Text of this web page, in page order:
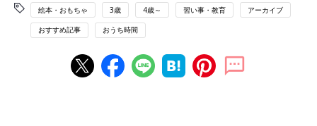
絵本・おもちゃ 3歳 4歳～ 習い事・教育 アーカイブ
おすすめ記事 おうち時間